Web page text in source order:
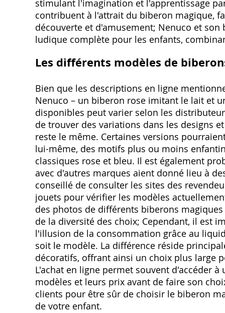
stimulant l'imagination et l'apprentissage
contribuent à l'attrait du biberon magique,
découverte et d'amusement; Nenuco et
ludique complète pour les enfants,
Les différents modèles de
Bien que les descriptions en ligne
Nenuco – un biberon rose imitant le lait et
disponibles peut varier selon les
de trouver des variations dans les designs
reste le même. Certaines versions
lui-même, des motifs plus ou moins
classiques rose et bleu. Il est également
avec d'autres marques aient donné lieu à
conseillé de consulter les sites des
jouets pour vérifier les modèles
des photos de différents biberons
de la diversité des choix; Cependant, il est
l'illusion de la consommation grâce au
soit le modèle. La différence réside
décoratifs, offrant ainsi un choix plus large
L'achat en ligne permet souvent d'accéder
modèles et leurs prix avant de faire son
clients pour être sûr de choisir le biberon
de votre enfant.